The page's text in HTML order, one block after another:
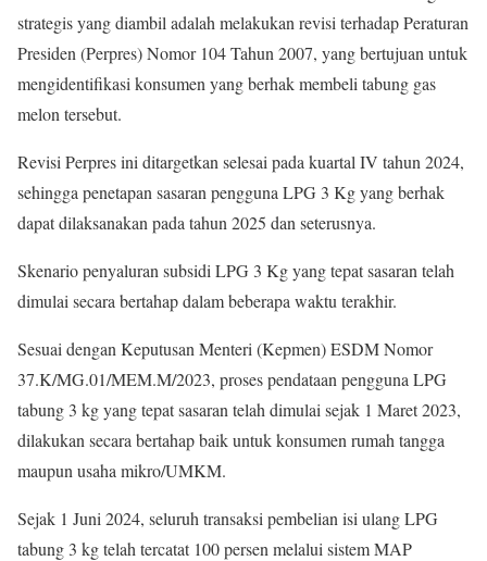
strategis yang diambil adalah melakukan revisi terhadap Peraturan
Presiden (Perpres) Nomor 104 Tahun 2007, yang bertujuan untuk
mengidentifikasi konsumen yang berhak membeli tabung gas
melon tersebut.
Revisi Perpres ini ditargetkan selesai pada kuartal IV tahun 2024,
sehingga penetapan sasaran pengguna LPG 3 Kg yang berhak
dapat dilaksanakan pada tahun 2025 dan seterusnya.
Skenario penyaluran subsidi LPG 3 Kg yang tepat sasaran telah
dimulai secara bertahap dalam beberapa waktu terakhir.
Sesuai dengan Keputusan Menteri (Kepmen) ESDM Nomor
37.K/MG.01/MEM.M/2023, proses pendataan pengguna LPG
tabung 3 kg yang tepat sasaran telah dimulai sejak 1 Maret 2023,
dilakukan secara bertahap baik untuk konsumen rumah tangga
maupun usaha mikro/UMKM.
Sejak 1 Juni 2024, seluruh transaksi pembelian isi ulang LPG
tabung 3 kg telah tercatat 100 persen melalui sistem MAP